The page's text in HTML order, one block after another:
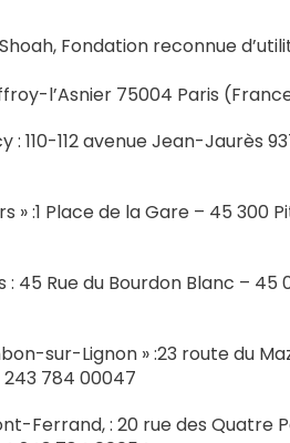
Fondation reconnue
l’Asnier 75004 Paris
110-112 avenue Jean-Jaurès
» :1 Place de la Gare – 45 300
45 Rue du Bourdon Blanc – 45
sur-Lignon » :23 route du
243 784 00047
Ferrand, : 20 rue des Quatre